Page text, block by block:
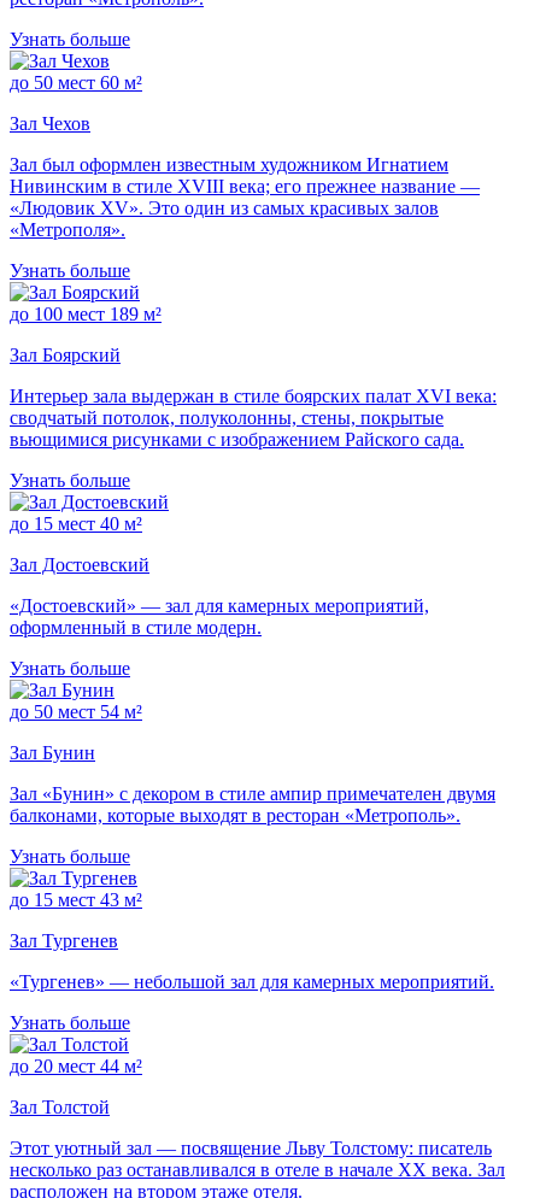
Узнать больше
до 50 мест 60 м²
Зал Чехов
Зал был оформлен известным художником Игнатием
Нивинским в стиле XVIII века; его прежнее название —
«Людовик XV». Это один из самых красивых залов
«Метрополя».
Узнать больше
до 100 мест 189 м²
Зал Боярский
Интерьер зала выдержан в стиле боярских палат XVI века:
сводчатый потолок, полуколонны, стены, покрытые
вьющимися рисунками с изображением Райского сада.
Узнать больше
до 15 мест 40 м²
Зал Достоевский
«Достоевский» — зал для камерных мероприятий,
оформленный в стиле модерн.
Узнать больше
до 50 мест 54 м²
Зал Бунин
Зал «Бунин» с декором в стиле ампир примечателен двумя
балконами, которые выходят в ресторан «Метрополь».
Узнать больше
до 15 мест 43 м²
Зал Тургенев
«Тургенев» — небольшой зал для камерных мероприятий.
Узнать больше
до 20 мест 44 м²
Зал Толстой
Этот уютный зал — посвящение Льву Толстому: писатель
несколько раз останавливался в отеле в начале XX века. Зал
расположен на втором этаже отеля.